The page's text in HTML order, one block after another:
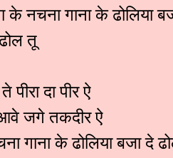
नचना गाना के ढोलिया
तू
दा पीर ऐ
जगे तकदीर ऐ
गाना के ढोलिया बजा दे